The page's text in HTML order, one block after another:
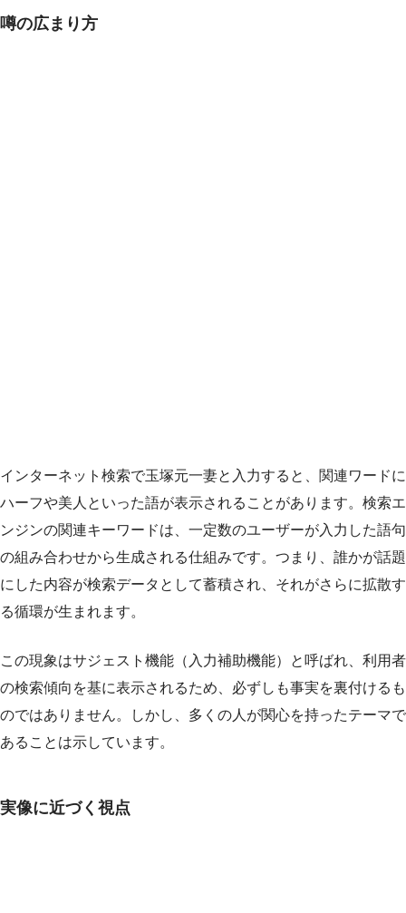
噂の広まり方
インターネット検索で玉塚元一妻と入力すると、関連ワードに
ハーフや美人といった語が表示されることがあります。検索エ
ンジンの関連キーワードは、一定数のユーザーが入力した語句
の組み合わせから生成される仕組みです。つまり、誰かが話題
にした内容が検索データとして蓄積され、それがさらに拡散す
る循環が生まれます。
この現象はサジェスト機能（入力補助機能）と呼ばれ、利用者
の検索傾向を基に表示されるため、必ずしも事実を裏付けるも
のではありません。しかし、多くの人が関心を持ったテーマで
あることは示しています。
実像に近づく視点